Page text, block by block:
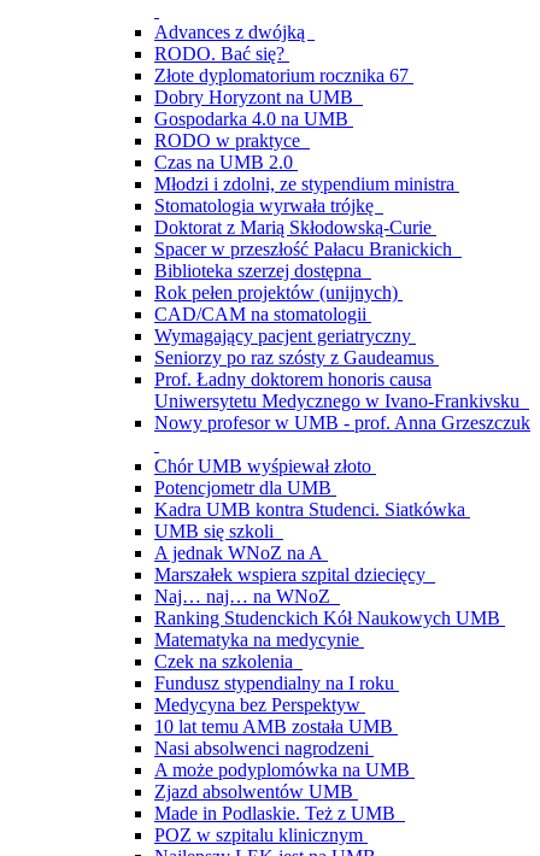
Advances z dwójką
RODO. Bać się?
Złote dyplomatorium rocznika 67
Dobry Horyzont na UMB
Gospodarka 4.0 na UMB
RODO w praktyce
Czas na UMB 2.0
Młodzi i zdolni, ze stypendium ministra
Stomatologia wyrwała trójkę
Doktorat z Marią Skłodowską-Curie
Spacer w przeszłość Pałacu Branickich
Biblioteka szerzej dostępna
Rok pełen projektów (unijnych)
CAD/CAM na stomatologii
Wymagający pacjent geriatryczny
Seniorzy po raz szósty z Gaudeamus
Prof. Ładny doktorem honoris causa
Uniwersytetu Medycznego w Ivano-Frankivsku
Nowy profesor w UMB - prof. Anna Grzeszczuk
Chór UMB wyśpiewał złoto
Potencjometr dla UMB
Kadra UMB kontra Studenci. Siatkówka
UMB się szkoli
A jednak WNoZ na A
Marszałek wspiera szpital dziecięcy
Naj… naj… na WNoZ
Ranking Studenckich Kół Naukowych UMB
Matematyka na medycynie
Czek na szkolenia
Fundusz stypendialny na I roku
Medycyna bez Perspektyw
10 lat temu AMB została UMB
Nasi absolwenci nagrodzeni
A może podyplomówka na UMB
Zjazd absolwentów UMB
Made in Podlaskie. Też z UMB
POZ w szpitalu klinicznym